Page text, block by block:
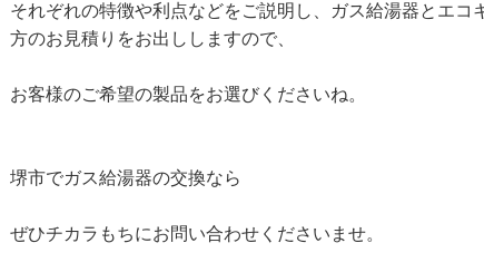
それぞれの特徴や利点などをご説明し、ガス給湯器とエコ
方のお見積りをお出ししますので、
お客様のご希望の製品をお選びくださいね。
堺市でガス給湯器の交換なら
ぜひチカラもちにお問い合わせくださいませ。